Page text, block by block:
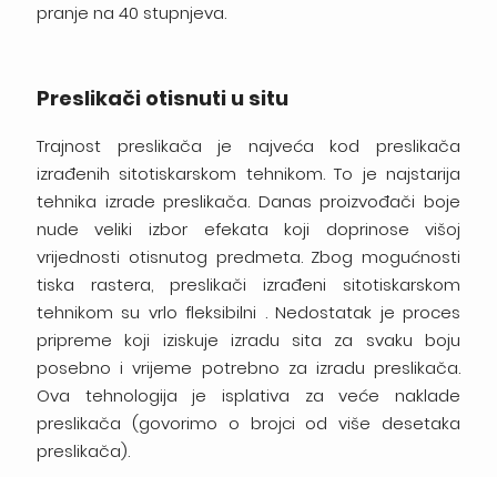
pranje na 40 stupnjeva.
Preslikači otisnuti u situ
Trajnost preslikača je najveća kod preslikača
izrađenih sitotiskarskom tehnikom. To je najstarija
tehnika izrade preslikača. Danas proizvođači boje
nude veliki izbor efekata koji doprinose višoj
vrijednosti otisnutog predmeta. Zbog mogućnosti
tiska rastera, preslikači izrađeni sitotiskarskom
tehnikom su vrlo fleksibilni . Nedostatak je proces
pripreme koji iziskuje izradu sita za svaku boju
posebno i vrijeme potrebno za izradu preslikača.
Ova tehnologija je isplativa za veće naklade
preslikača (govorimo o brojci od više desetaka
preslikača).